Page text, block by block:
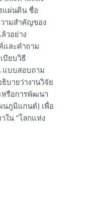
แผ่นดิน ชื่อ
ามสำคัญของ
วอย่าง
และคำถาม
บียบวิธี
แบบสอบถาม
บายว่างานวิจัย
หรือการพัฒนา
นภูมิแกนต์) เพื่อ
ใน “โลกแห่ง